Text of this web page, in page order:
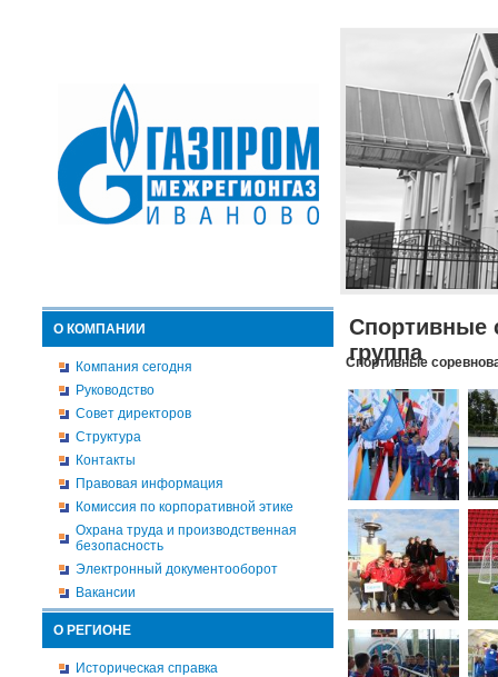
О КОМПАНИИ
Компания сегодня
Руководство
Совет директоров
Структура
Контакты
Правовая информация
Комиссия по корпоративной этике
Охрана труда и производственная
безопасность
Электронный документооборот
Вакансии
О РЕГИОНЕ
Историческая справка
Спортивные
группа
Спортивные